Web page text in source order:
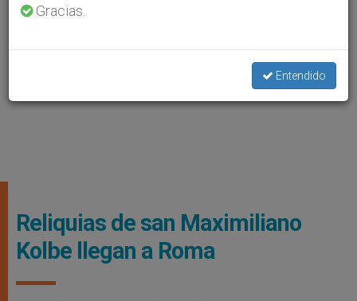
Reliquias de san Maximiliano
Kolbe llegan a Roma
Gracias.
Entendido